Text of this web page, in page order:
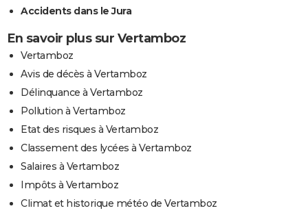
Accidents dans le Jura
En savoir plus sur Vertamboz
Vertamboz
Avis de décès à Vertamboz
Délinquance à Vertamboz
Pollution à Vertamboz
Etat des risques à Vertamboz
Classement des lycées à Vertamboz
Salaires à Vertamboz
Impôts à Vertamboz
Climat et historique météo de Vertamboz